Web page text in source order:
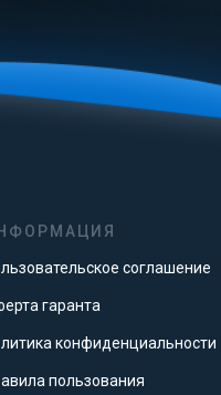
соглашение
гаранта
конфиденциальности
пользования